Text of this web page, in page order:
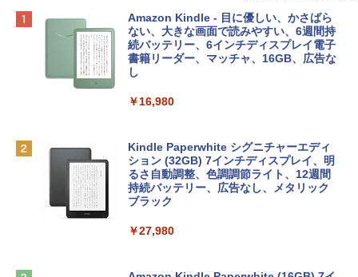
Apple 2026 MacBook Neo A18 Proチッ
プ搭載13インチノートブック：AIとAppl
e Intelligenceのために設計、Liquid Ret
inaディスプレイ、8GBユニファイドメモ
リ、512GB SSDストレージ、1080p Fac
ゴ
tomtoc 360°保護 15.6 16インチ パソコ
ンケース Dell NEC Lavie ASUS HP dyna
book Lenovo対応
￥2,952
Robloxギフトカード - 800 Robux 【限
定バーチャルアイテムを含む】 【オンラ
インゲームコード】 ロブロックス | オン
ラインコード版
定バーチャルアイテムを含む】 【オンラ
インゲームコード】 ロブロックス |オン
ラインコード版
￥1,600
生成AIパスポート公式テキスト 第４版
￥1,766
￥1,292
非エンジニア 初心者 素人 でも安心 使い
めのAIコーディング入門シリーズ
Amazon Kindle - 目に優しい、かさばら
ない、大きな画面で読みやすい、6週間持
続バッテリー、6インチディスプレイ電子
書籍リーダー、マッチャ、16GB、広告な
し
￥16,980
Kindle Paperwhite シグニチャーエディ
ション (32GB) 7インチディスプレイ、明
るさ自動調整、色調調節ライト、12週間
持続バッテリー、広告なし、メタリック
ブラック
￥27,980